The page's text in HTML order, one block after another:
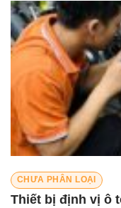
CHƯA PHÂN LOẠI
Thiết bị định vị ô